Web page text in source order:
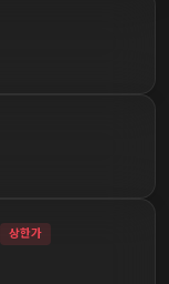
상한가